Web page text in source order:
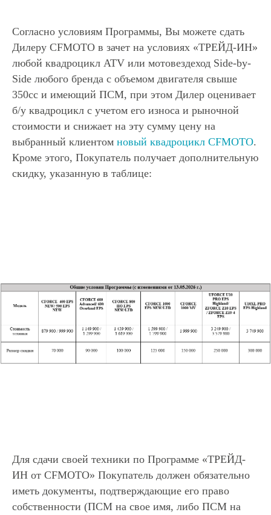
Согласно условиям Программы, Вы можете сдать
Дилеру CFMOTO в зачет на условиях «ТРЕЙД-ИН»
любой квадроцикл ATV или мотовездеход Side-by-
Side любого бренда с объемом двигателя свыше
350сс и имеющий ПСМ, при этом Дилер оценивает
б/у квадроцикл с учетом его износа и рыночной
стоимости и снижает на эту сумму цену на
выбранный клиентом новый квадроцикл CFMOTO.
Кроме этого, Покупатель получает дополнительную
скидку, указанную в таблице:
Для сдачи своей техники по Программе «ТРЕЙД-
ИН от CFMOTO» Покупатель должен обязательно
иметь документы, подтверждающие его право
собственности (ПСМ на свое имя, либо ПСМ на